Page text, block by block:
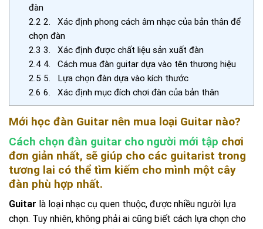
đàn
2.2 2. Xác định phong cách âm nhạc của bản thân để
chọn đàn
2.3 3. Xác định được chất liệu sản xuất đàn
2.44. Cách mua đàn guitar dựa vào tên thương hiệu
2.5 5. Lựa chọn đàn dựa vào kích thước
2.6 6. Xác định mục đích chơi đàn của bản thân
Mới học đàn Guitar nên mua loại Guitar nào?
Cách chọn đàn guitar cho người mới tập chơi
đơn giản nhất, sẽ giúp cho các guitarist trong
tương lai có thể tìm kiếm cho mình một cây
đàn phù hợp nhất.
Guitar là loại nhạc cụ quen thuộc, được nhiều người lựa
chọn. Tuy nhiên, không phải ai cũng biết cách lựa chọn cho